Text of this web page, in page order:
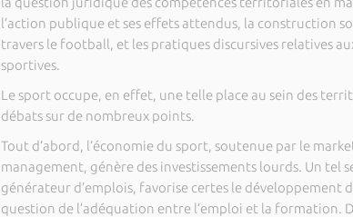
l’action publique et ses effets attendus, la construction
travers le football, et les pratiques discursives relatives
sportives.
Le sport occupe, en effet, une telle place au sein des
débats sur de nombreux points.
Tout d’abord, l’économie du sport, soutenue par le
management, génère des investissements lourds. Un tel
générateur d’emplois, favorise certes le développement
question de l’adéquation entre l’emploi et la formation.